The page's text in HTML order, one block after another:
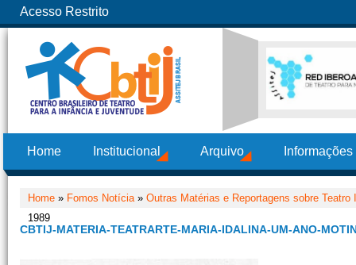
Acesso Restrito
Home Institucional Arquivo
Home » Fomos Notícia» Outras Matérias e Reportagens sobre Teatro
1989
CBTIJ-MATERIA-TEATRARTE-MARIA-IDALINA-UM-ANO-